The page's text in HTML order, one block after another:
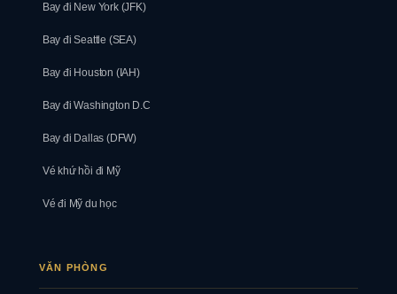
Bay đi New York (JFK)
Bay đi Seattle (SEA)
Bay đi Houston (IAH)
Bay đi Washington D.C
Bay đi Dallas (DFW)
Vé khứ hồi đi Mỹ
Vé đi Mỹ du học
VĂN PHÒNG